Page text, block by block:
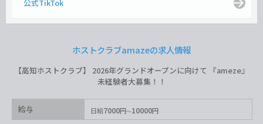
公式TikTok
ホストクラブamazeの求人情報
【高知ホストクラブ】 2026年グランドオープンに向けて 『ameze』
未経験者大募集！！
給与 日給7000円 10000円